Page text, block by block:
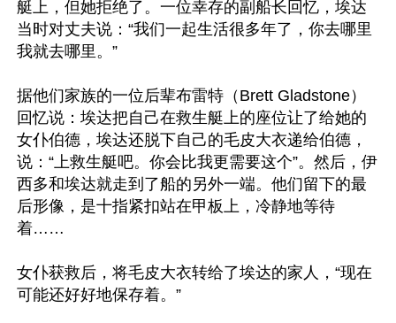
艇上，但她拒绝了。一位幸存的副船长回忆，埃达
当时对丈夫说：“我们一起生活很多年了，你去哪里
我就去哪里。”
据他们家族的一位后辈布雷特（Brett Gladstone）
回忆说：埃达把自己在救生艇上的座位让了给她的
女仆伯德，埃达还脱下自己的毛皮大衣递给伯德，
说：“上救生艇吧。你会比我更需要这个”。然后，伊
西多和埃达就走到了船的另外一端。他们留下的最
后形像，是十指紧扣站在甲板上，冷静地等待
着……
女仆获救后，将毛皮大衣转给了埃达的家人，“现在
可能还好好地保存着。”